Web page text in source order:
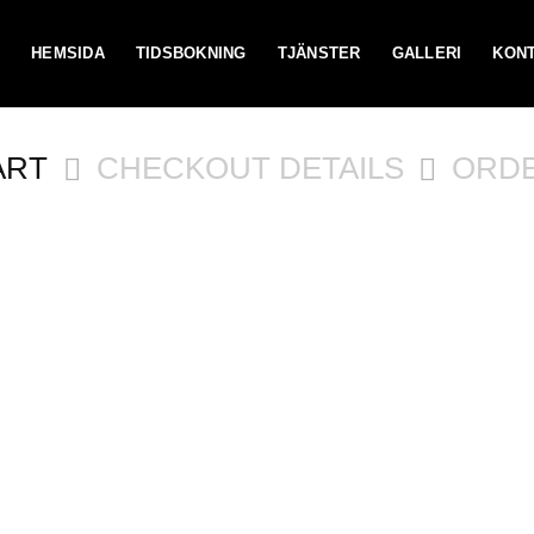
HEMSIDA TIDSBOKNING TJÄNSTER GALLERI
CHECKOUT DETAILS